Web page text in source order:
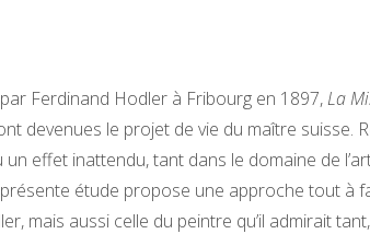
Ferdinand Hodler à Fribourg en 1897,La
devenues le projet de vie du maître suisse.
effet inattendu, tant dans le domaine de
présente étude propose une approche tout à
mais aussi celle du peintre qu’il admirait